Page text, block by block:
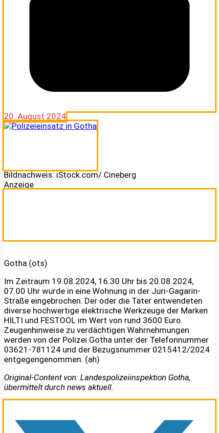
20. August 2024
Bildnachweis: iStock.com/ Cineberg
Anzeige
Gotha (ots)
Im Zeitraum 19.08.2024, 16.30 Uhr bis 20.08.2024,
07.00 Uhr wurde in eine Wohnung in der Juri-Gagarin-
Straße eingebrochen. Der oder die Täter entwendeten
diverse hochwertige elektrische Werkzeuge der Marken
HILTI und FESTOOL im Wert von rund 3600 Euro.
Zeugenhinweise zu verdächtigen Wahrnehmungen
werden von der Polizei Gotha unter der Telefonnummer
03621-781124 und der Bezugsnummer 0215412/2024
entgegengenommen. (ah)
Original-Content von: Landespolizeiinspektion Gotha,
übermittelt durch news aktuell.